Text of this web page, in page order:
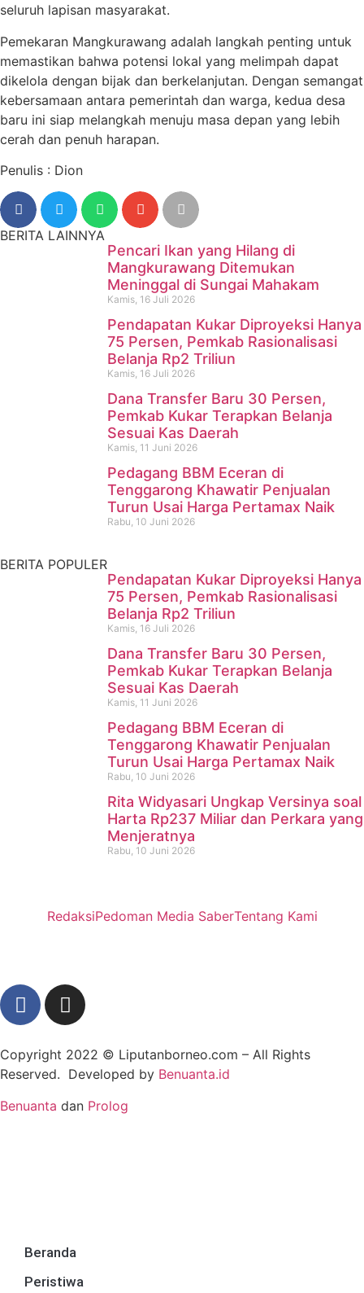
seluruh lapisan masyarakat.
Pemekaran Mangkurawang adalah langkah penting untuk
memastikan bahwa potensi lokal yang melimpah dapat
dikelola dengan bijak dan berkelanjutan. Dengan semangat
kebersamaan antara pemerintah dan warga, kedua desa
baru ini siap melangkah menuju masa depan yang lebih
cerah dan penuh harapan.
Penulis : Dion
BERITA LAINNYA
Pencari Ikan yang Hilang di
Mangkurawang Ditemukan
Meninggal di Sungai Mahakam
Kamis, 16 Juli 2026
Pendapatan Kukar Diproyeksi Hanya
75 Persen, Pemkab Rasionalisasi
Belanja Rp2 Triliun
Kamis, 16 Juli 2026
Dana Transfer Baru 30 Persen,
Pemkab Kukar Terapkan Belanja
Sesuai Kas Daerah
Kamis, 11 Juni 2026
Pedagang BBM Eceran di
Tenggarong Khawatir Penjualan
Turun Usai Harga Pertamax Naik
Rabu, 10 Juni 2026
Pencari Ikan yang Hilang di
Mangkurawang Ditemukan
Meninggal di Sungai
Mahakam
BERITA POPULER
Pendapatan Kukar Diproyeksi Hanya
75 Persen, Pemkab Rasionalisasi
Belanja Rp2 Triliun
Kamis, 16 Juli 2026
Dana Transfer Baru 30 Persen,
Pemkab Kukar Terapkan Belanja
Sesuai Kas Daerah
Kamis, 11 Juni 2026
Pedagang BBM Eceran di
Tenggarong Khawatir Penjualan
Turun Usai Harga Pertamax Naik
Rabu, 10 Juni 2026
Rita Widyasari Ungkap Versinya soal
Harta Rp237 Miliar dan Perkara yang
Menjeratnya
Rabu, 10 Juni 2026
RedaksiPedoman Media SaberTentang Kami
Copyright 2022 © Liputanborneo.com – All Rights
Reserved. Developed by Benuanta.id
Benuanta dan Prolog
Beranda
Peristiwa